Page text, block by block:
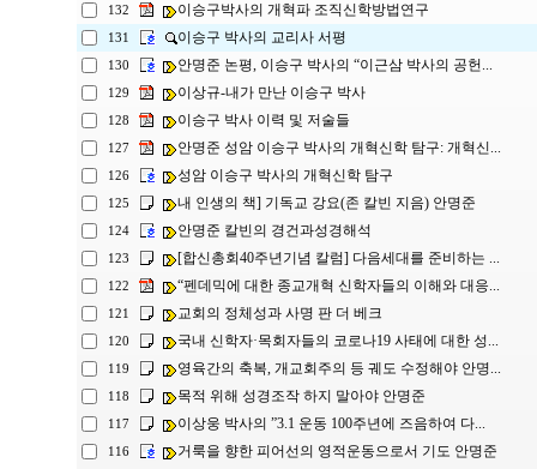
132 이승구박사의 개혁파 조직신학방법연구
131 이승구 박사의 교리사 서평
130 안명준 논평, 이승구 박사의 “이근삼 박사의 공헌...
129 이상규-내가 만난 이승구 박사
128 이승구 박사 이력 및 저술들
127 안명준 성암 이승구 박사의 개혁신학 탐구: 개혁신...
126 성암 이승구 박사의 개혁신학 탐구
125 내 인생의 책] 기독교 강요(존 칼빈 지음) 안명준
124 안명준 칼빈의 경건과성경해석
123 [합신총회40주년기념 칼럼] 다음세대를 준비하는 ...
122 “펜데믹에 대한 종교개혁 신학자들의 이해와 대응...
121 교회의 정체성과 사명 판 더 베크
120 국내 신학자·목회자들의 코로나19 사태에 대한 성...
119 영육간의 축복, 개교회주의 등 궤도 수정해야 안명...
118 목적 위해 성경조작 하지 말아야 안명준
117 이상웅 박사의 ”3.1 운동 100주년에 즈음하여 다...
116 거룩을 향한 피어선의 영적운동으로서 기도 안명준